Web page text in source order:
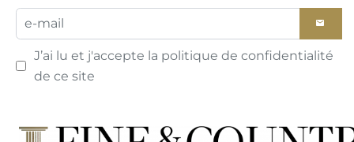
J’ai lu et j'accepte la politique de confidentialité
de ce site